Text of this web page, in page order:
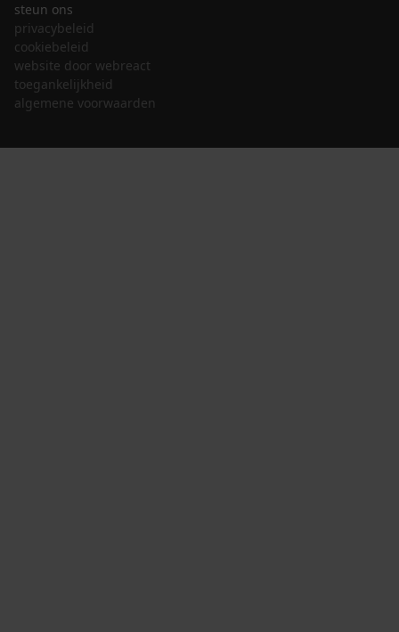
steun ons
privacybeleid
cookiebeleid
website door webreact
toegankelijkheid
algemene voorwaarden